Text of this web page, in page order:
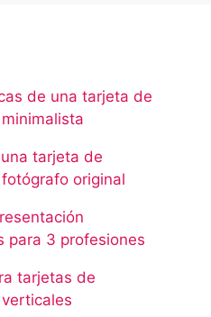
de una tarjeta de
tarjeta de
original
para 3 profesiones
tarjetas de